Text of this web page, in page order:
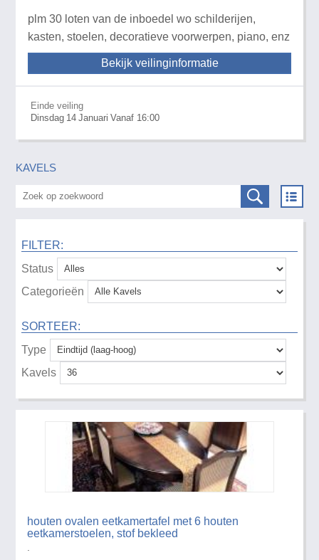
plm 30 loten van de inboedel wo schilderijen,
kasten, stoelen, decoratieve voorwerpen, piano, enz
Bekijk veilinginformatie
Einde veiling
Dinsdag 14 Januari Vanaf 16:00
KAVELS
FILTER:
Status
Categorieën
SORTEER:
Type
Kavels
houten ovalen eetkamertafel met 6 houten
eetkamerstoelen, stof bekleed